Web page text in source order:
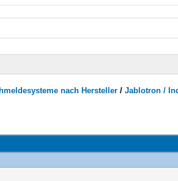
nach Hersteller/Jablotron /